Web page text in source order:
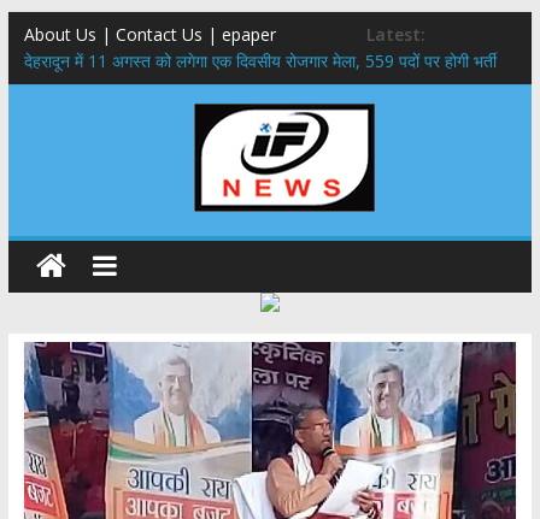
About Us | Contact Us | epaper
Latest:
​देहरादून में 11 अगस्त को लगेगा एक दिवसीय रोजगार मेला, 559 पदों पर होगी भर्ती
459 करोड़ से एचएनबी गढ़वाल विश्वविद्यालय में अनुसंधान संरचना होगी सुदृढ,उच्च
शिक्षा मंत्री धन सिंह रावत ने नवनियुक्त केन्द्रीय शिक्षा मंत्री से की मुलाकात
मुख्यमंत्री से महानिदेशक एनसीसी ने की शिष्टाचार भेंट,उत्तराखण्ड में एनसीसी के
विस्तार एवं आधुनिक आधारभूत संरचना के विकास पर हुई महत्वपूर्ण चर्चा
एमडीडीए बोर्ड बैठक, देहरादून और मसूरी के विकास के लिए 25 बड़े प्रस्तावों को मिली
बुजुर्ग-दिव्यांगों के घर जाएंगे बीएलओ, करेंगे नोटिसों का निस्तारण